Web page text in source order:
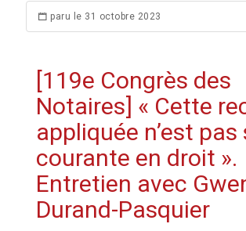
paru le 31 octobre 2023
[119e Congrès des
Notaires] « Cette
appliquée n’est pas
courante en droit ».
Entretien avec
Durand-Pasquier